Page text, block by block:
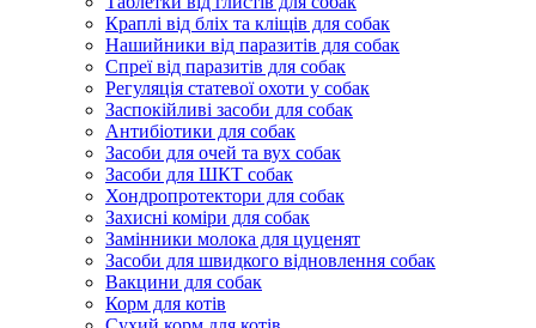
Краплі від бліх та кліщів для собак
Нашийники від паразитів для собак
Спреї від паразитів для собак
Регуляція статевої охоти у собак
Заспокійливі засоби для собак
Антибіотики для собак
Засоби для очей та вух собак
Засоби для ШКТ собак
Хондропротектори для собак
Захисні коміри для собак
Замінники молока для цуценят
Засоби для швидкого відновлення собак
Вакцини для собак
Корм для котів